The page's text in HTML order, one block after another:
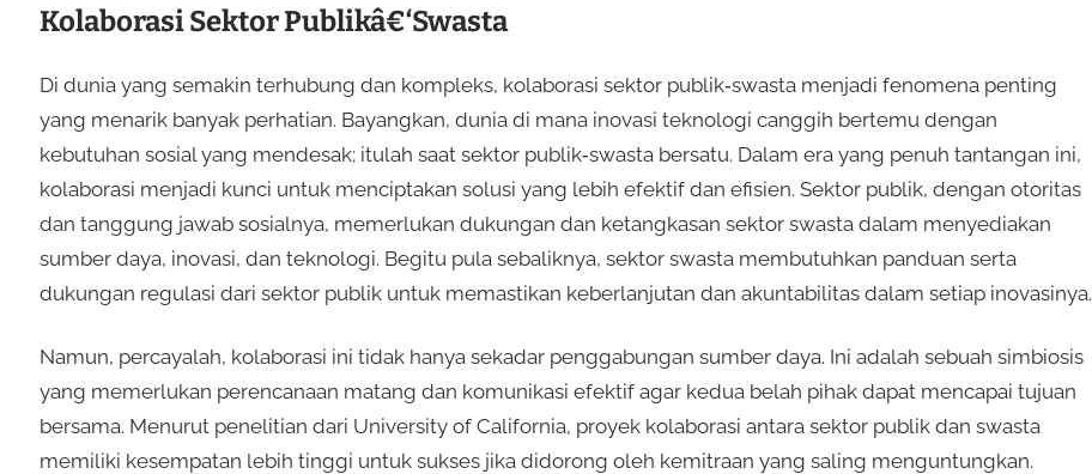
Kolaborasi Sektor Publikâ€‘Swasta
Di dunia yang semakin terhubung dan kompleks, kolaborasi sektor publik‑swasta menjadi fenomena penting
yang menarik banyak perhatian. Bayangkan, dunia di mana inovasi teknologi canggih bertemu dengan
kebutuhan sosial yang mendesak; itulah saat sektor publik‑swasta bersatu. Dalam era yang penuh tantangan ini,
kolaborasi menjadi kunci untuk menciptakan solusi yang lebih efektif dan efisien. Sektor publik, dengan otoritas
dan tanggung jawab sosialnya, memerlukan dukungan dan ketangkasan sektor swasta dalam menyediakan
sumber daya, inovasi, dan teknologi. Begitu pula sebaliknya, sektor swasta membutuhkan panduan serta
dukungan regulasi dari sektor publik untuk memastikan keberlanjutan dan akuntabilitas dalam setiap inovasinya.
Namun, percayalah, kolaborasi ini tidak hanya sekadar penggabungan sumber daya. Ini adalah sebuah simbiosis
yang memerlukan perencanaan matang dan komunikasi efektif agar kedua belah pihak dapat mencapai tujuan
bersama. Menurut penelitian dari University of California, proyek kolaborasi antara sektor publik dan swasta
memiliki kesempatan lebih tinggi untuk sukses jika didorong oleh kemitraan yang saling menguntungkan.